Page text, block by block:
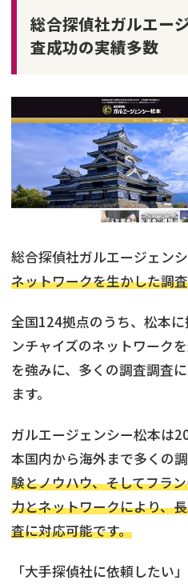
総合探偵社ガルエー
査成功の実績多数
総合探偵社ガルエージェンシ
ネットワークを生かした調
全国124拠点のうち、松本
ンチャイズのネットワーク
を強みに、多くの調査調査
ます。
ガルエージェンシー松本は
本国内から海外まで多くの調
験とノウハウ、そしてフラ
力とネットワークにより、
査に対応可能です。
「大手探偵社に依頼したい